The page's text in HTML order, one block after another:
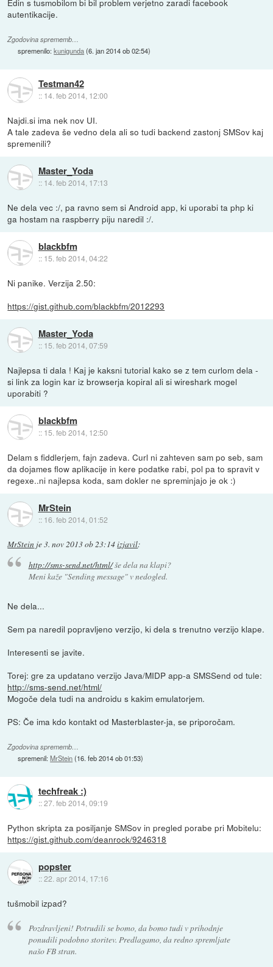
autentikacije.
Zgodovina sprememb…
spremenilo:kunigunda(6. jan 2014 ob 02:54)
Testman42
:: 14. feb 2014, 12:00
Najdi.si ima nek nov UI.
A tale zadeva še vedno dela ali so tudi backend zastonj SMSov kaj
spremenili?
Master_Yoda
:: 14. feb 2014, 17:13
Ne dela vec :/, pa ravno sem si Android app, ki uporabi ta php ki
ga hostam na raspberry piju naredil :/.
blackbfm
:: 15. feb 2014, 04:22
Ni panike. Verzija 2.50:
https://gist.github.com/blackbfm/2012293
Master_Yoda
:: 15. feb 2014, 07:59
Najlepsa ti dala ! Kaj je kaksni tutorial kako se z tem curlom dela -
si link za login kar iz browserja kopiral ali si wireshark mogel
uporabiti ?
blackbfm
:: 15. feb 2014, 12:50
Delam s fiddlerjem, fajn zadeva. Curl ni zahteven sam po seb, sam
da dojames flow aplikacije in kere podatke rabi, pol pa to spravit v
regexe..ni najlepsa koda, sam dokler ne spreminjajo je ok :)
MrStein
:: 16. feb 2014, 01:52
MrStein je3. nov 2013 ob 23:14izjavil:
http://sms-send.net/html/še dela na klapi?
Meni kaže "Sending message" v nedogled.
Ne dela...
Sem pa naredil popravljeno verzijo, ki dela s trenutno verzijo klape.
Interesenti se javite.
Torej: gre za updatano verzijo Java/MIDP app-a SMSSend od tule:
http://sms-send.net/html/
Mogoče dela tudi na androidu s kakim emulatorjem.
PS: Če ima kdo kontakt od Masterblaster-ja, se priporočam.
Zgodovina sprememb…
spremenil:MrStein(16. feb 2014 ob 01:53)
techfreak :)
::27. feb 2014, 09:19
Python skripta za posiljanje SMSov in pregled porabe pri Mobitelu:
https://gist.github.com/deanrock/9246318
popster
::22. apr 2014, 17:16
tušmobil izpad?
Pozdravljeni! Potrudili se bomo, da bomo tudi v prihodnje
ponudili podobno storitev. Predlagamo, da redno spremljate
našo FB stran.